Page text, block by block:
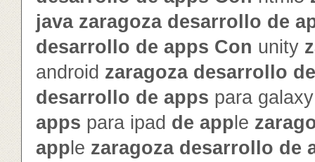
java zaragoza desarrollo de
desarrollo de apps Con unity
android zaragoza desarrollo de
desarrollo de apps para
apps para ipad de app le
app le zaragoza desarrollo de